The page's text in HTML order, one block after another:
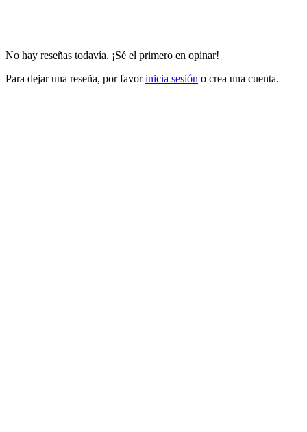
No hay reseñas todavía. ¡Sé el primero en opinar!
Para dejar una reseña, por favorinicia sesión o crea una cuenta.